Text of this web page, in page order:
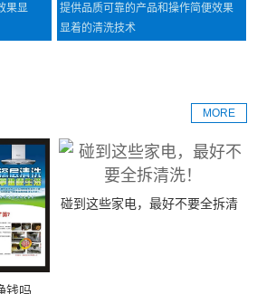
果显
提供品质可靠的产品和操作简便效果
显着的清洗技术
MORE
钱吗
碰到这些家电，最好不要全拆清